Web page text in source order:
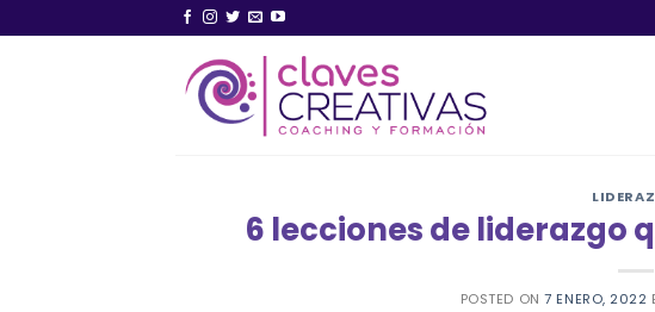
al
6 lecciones de liderazgo
POSTED ON7 ENERO, 2022